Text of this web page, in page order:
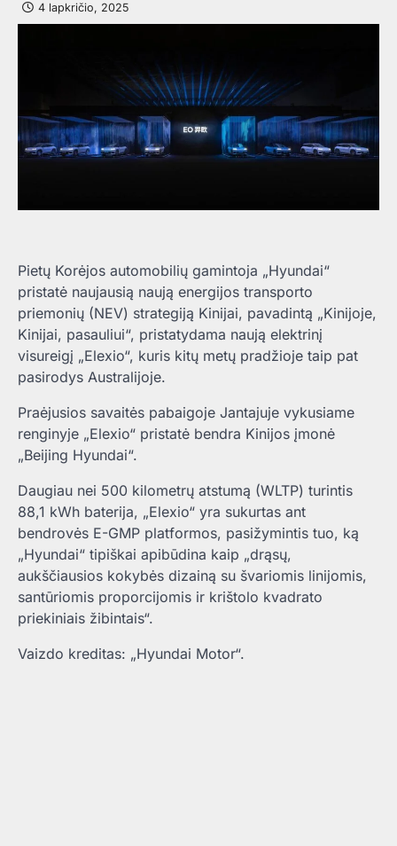
4 lapkričio, 2025
Pietų Korėjos automobilių gamintoja „Hyundai“
pristatė naujausią naują energijos transporto
priemonių (NEV) strategiją Kinijai, pavadintą „Kinijoje,
Kinijai, pasauliui“, pristatydama naują elektrinį
visureigį „Elexio“, kuris kitų metų pradžioje taip pat
pasirodys Australijoje.
Praėjusios savaitės pabaigoje Jantajuje vykusiame
renginyje „Elexio“ pristatė bendra Kinijos įmonė
„Beijing Hyundai“.
Daugiau nei 500 kilometrų atstumą (WLTP) turintis
88,1 kWh baterija, „Elexio“ yra sukurtas ant
bendrovės E-GMP platformos, pasižymintis tuo, ką
„Hyundai“ tipiškai apibūdina kaip „drąsų,
aukščiausios kokybės dizainą su švariomis linijomis,
santūriomis proporcijomis ir krištolo kvadrato
priekiniais žibintais“.
Vaizdo kreditas: „Hyundai Motor“.